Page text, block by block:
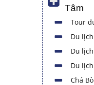
Tâm
Tour
Du
Du
Du
Chả